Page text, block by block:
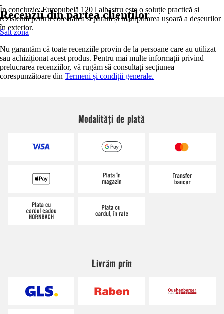
În concluzie: Europubelă 120 l albastru este o soluție practică și
rezistentă pentru colectarea separată și manipularea ușoară a deșeurilor
în exterior.
Recenzii din partea clienților
Salt zonă
Nu garantăm că toate recenziile provin de la persoane care au utilizat
sau achiziționat acest produs. Pentru mai multe informații privind
prelucrarea recenziilor, vă rugăm să consultați secțiunea
corespunzătoare din Termeni și condiții generale.
Modalități de plată
Livrăm prin